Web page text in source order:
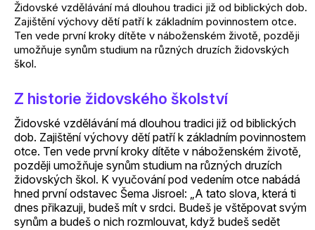
Židovské vzdělávání má dlouhou tradici již od biblických dob.
Zajištění výchovy dětí patří k základním povinnostem otce.
Ten vede první kroky dítěte v náboženském životě, později
umožňuje synům studium na různých druzích židovských
škol.
Z historie židovského školství
Židovské vzdělávání má dlouhou tradici již od biblických
dob. Zajištění výchovy dětí patří k základním povinnostem
otce. Ten vede první kroky dítěte v náboženském životě,
později umožňuje synům studium na různých druzích
židovských škol. K vyučování pod vedením otce nabádá
hned první odstavec Šema Jisroel: „A tato slova, která ti
dnes přikazuji, budeš mít v srdci. Budeš je vštěpovat svým
synům a budeš o nich rozmlouvat, když budeš sedět